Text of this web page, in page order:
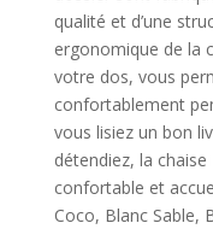
qualité et d’une
ergonomique de la
votre dos, vous
confortablement
vous lisiez un bon
détendiez, la
confortable et
Coco, Blanc Sable,